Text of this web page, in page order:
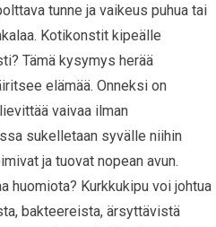
tunne ja vaikeus puhua tai
Kotikonstit kipeälle
Tämä kysymys herää
elämää. Onneksi on
vaivaa ilman
sukelletaan syvälle niihin
ja tuovat nopean avun.
huomiota? Kurkkukipu voi johtua
bakteereista, ärsyttävistä